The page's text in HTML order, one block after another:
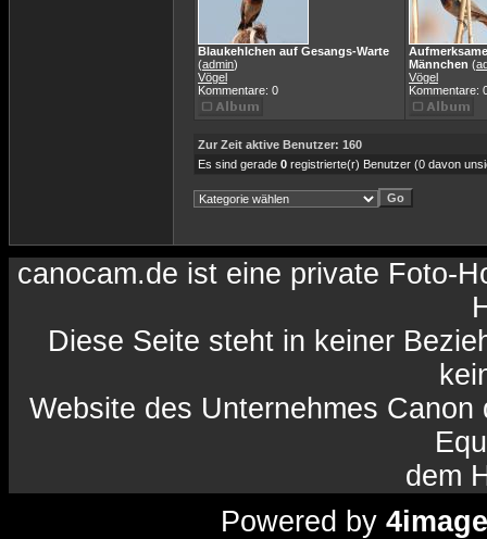
Blaukehlchen auf Gesangs-Warte
(admin)
Vögel
Kommentare: 0
Männchen (
Vögel
Kommentare:
Zur Zeit aktive Benutzer: 160
Es sind gerade 0 registrierte(r) Benutzer (0 davon
canocam.de ist eine private Foto-
Diese Seite steht in keiner
Website des Unternehmes
dem
Powered by